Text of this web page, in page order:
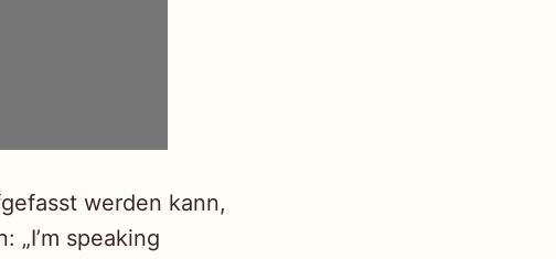
werden kann,
„I’m speaking